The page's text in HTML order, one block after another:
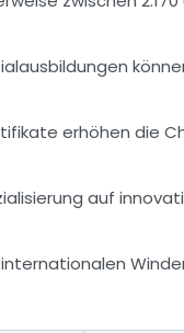
erhöhen die
auf